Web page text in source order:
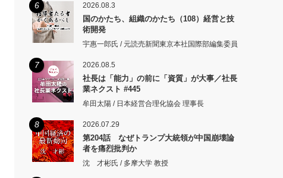
6 2026.08.3
国のかたち、組織のかたち（108）経営と技
術開発
宇惠一郎氏 / 元読売新聞東京本社国際部編集委員
7 2026.08.5
社長は「能力」の前に「資質」が大事／社長
業ネクスト #445
牟田太陽 / 日本経営合理化協会 理事長
8 2026.07.29
第204話 なぜトランプ大統領が中国崩壊論
者を痛烈批判か
沈 才彬氏 / 多摩大学 教授